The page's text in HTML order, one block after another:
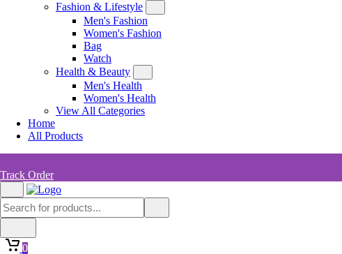
Fashion & Lifestyle
Men's Fashion
Women's Fashion
Bag
Watch
Health & Beauty
Men's Health
Women's Health
View All Categories
Home
All Products
Track Order
0